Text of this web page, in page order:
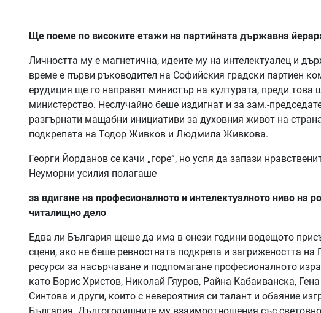
Ще поеме по високите етажи на партийната държавна
Личността му е магнетична, идеите му на интелектуалец и
време е първи ръководител на Софийския градски партиен
ерудиция ще го направят министър на културата, преди това
министерство. Неслучайно беше издигнат и за зам.-
разгърнати мащабни инициативи за духовния живот на
подкрепата на Тодор Живков и Людмила Живкова.
Георги Йорданов се качи „горе“, но успя да запази
Неуморни усилия полагаше
за вдигане на професионалното и интелектуалното ниво на
читалищно дело
Едва ли България щеше да има в онези години водещото
сцени, ако не беше ревностната подкрепа и загрижеността
ресурси за насърчаване и подпомагане професионалното
като Борис Христов, Николай Гяуров, Райна Кабаиванска,
Синтова и други, които с невероятния си талант и обаяние